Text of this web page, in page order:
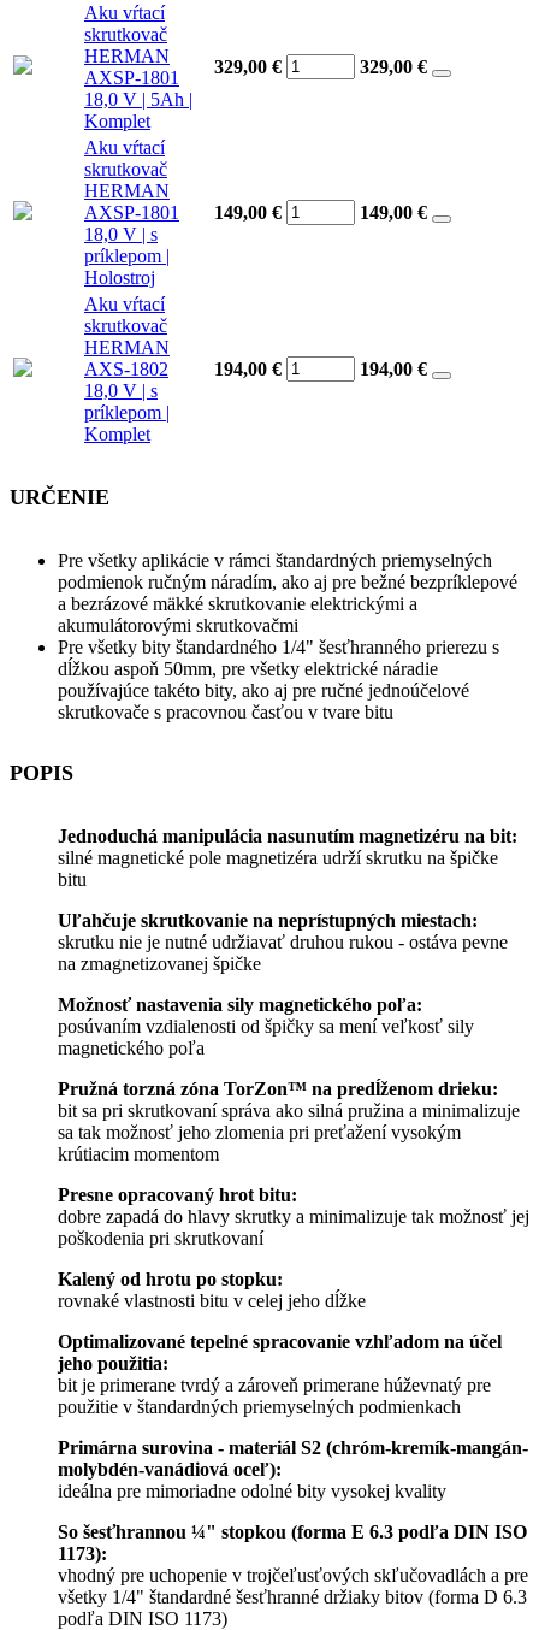
Aku vŕtací
skrutkovač
HERMAN
AXSP-1801
18,0 V | 5Ah |
Komplet
329,00 € 329,00 €
Aku vŕtací
skrutkovač
HERMAN
AXSP-1801
18,0 V | s
príklepom |
Holostroj
149,00 € 149,00 €
Aku vŕtací
skrutkovač
HERMAN
AXS-1802
18,0 V | s
príklepom |
Komplet
194,00 € 194,00 €
URČENIE
Pre všetky aplikácie v rámci štandardných priemyselných
podmienok ručným náradím, ako aj pre bežné bezpríklepové
a bezrázové mäkké skrutkovanie elektrickými a
akumulátorovými skrutkovačmi
Pre všetky bity štandardného 1/4" šesťhranného prierezu s
dĺžkou aspoň 50mm, pre všetky elektrické náradie
používajúce takéto bity, ako aj pre ručné jednoúčelové
skrutkovače s pracovnou časťou v tvare bitu
POPIS
Jednoduchá manipulácia nasunutím magnetizéru na bit:
silné magnetické pole magnetizéra udrží skrutku na špičke
bitu
Uľahčuje skrutkovanie na neprístupných miestach:
skrutku nie je nutné udržiavať druhou rukou - ostáva pevne
na zmagnetizovanej špičke
Možnosť nastavenia sily magnetického poľa:
posúvaním vzdialenosti od špičky sa mení veľkosť sily
magnetického poľa
Pružná torzná zóna TorZon™ na predĺženom drieku:
bit sa pri skrutkovaní správa ako silná pružina a minimalizuje
sa tak možnosť jeho zlomenia pri preťažení vysokým
krútiacim momentom
Presne opracovaný hrot bitu:
dobre zapadá do hlavy skrutky a minimalizuje tak možnosť jej
poškodenia pri skrutkovaní
Kalený od hrotu po stopku:
rovnaké vlastnosti bitu v celej jeho dĺžke
Optimalizované tepelné spracovanie vzhľadom na účel
jeho použitia:
bit je primerane tvrdý a zároveň primerane húževnatý pre
použitie v štandardných priemyselných podmienkach
Primárna surovina - materiál S2 (chróm-kremík-mangán-
molybdén-vanádiová oceľ):
ideálna pre mimoriadne odolné bity vysokej kvality
So šesťhrannou ¼" stopkou (forma E 6.3 podľa DIN ISO
1173):
vhodný pre uchopenie v trojčeľusťových skľučovadlách a pre
všetky 1/4" štandardné šesťhranné držiaky bitov (forma D 6.3
podľa DIN ISO 1173)